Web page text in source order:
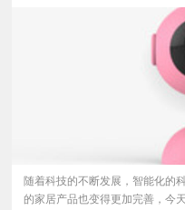
随着科技的不断发展，智能化的
的家居产品也变得更加完善，今